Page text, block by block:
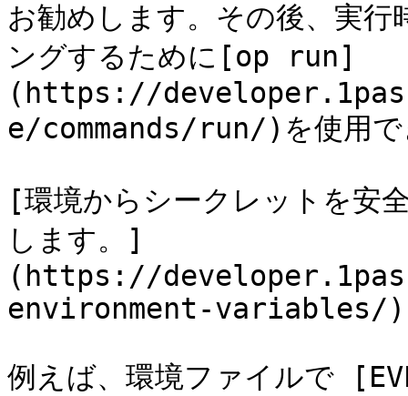
お勧めします。その後、実
ングするために[op run]
(https://
e/commands/run/)を使用で
[環境からシークレットを安
します。]
(https://
environment-variables/)
例えば、環境ファイルで